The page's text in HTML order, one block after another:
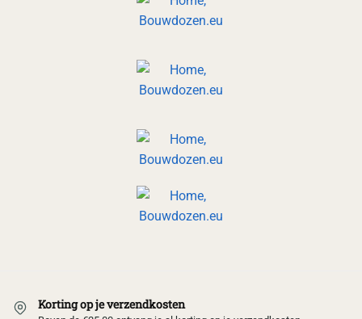
Korting op je verzendkosten